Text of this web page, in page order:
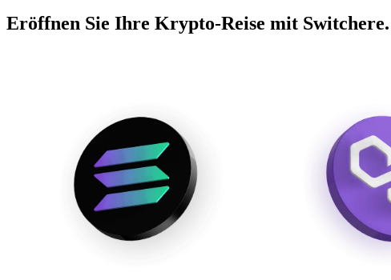
Eröffnen Sie Ihre Krypto-Reise mit Switchere.